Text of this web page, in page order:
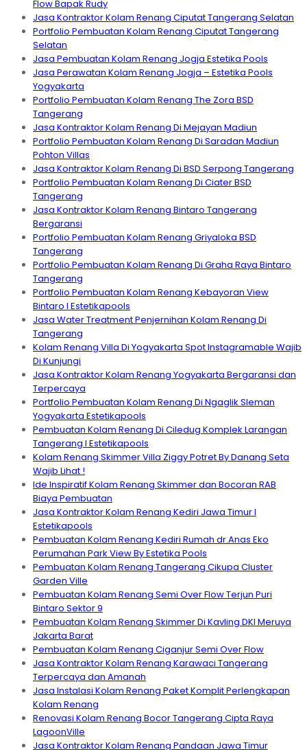
Flow Bapak Rudy
Jasa Kontraktor Kolam Renang Ciputat Tangerang Selatan
Portfolio Pembuatan Kolam Renang Ciputat Tangerang
Selatan
Jasa Pembuatan Kolam Renang Jogja Estetika Pools
Jasa Perawatan Kolam Renang Jogja – Estetika Pools
Yogyakarta
Portfolio Pembuatan Kolam Renang The Zora BSD
Tangerang
Jasa Kontraktor Kolam Renang Di Mejayan Madiun
Portfolio Pembuatan Kolam Renang Di Saradan Madiun
Pohton Villas
Jasa Kontraktor Kolam Renang Di BSD Serpong Tangerang
Portfolio Pembuatan Kolam Renang Di Ciater BSD
Tangerang
Jasa Kontraktor Kolam Renang Bintaro Tangerang
Bergaransi
Portfolio Pembuatan Kolam Renang Griyaloka BSD
Tangerang
Portfolio Pembuatan Kolam Renang Di Graha Raya Bintaro
Tangerang
Portfolio Pembuatan Kolam Renang Kebayoran View
Bintaro I Estetikapools
Jasa Water Treatment Penjernihan Kolam Renang Di
Tangerang
Kolam Renang Villa Di Yogyakarta Spot Instagramable Wajib
Di Kunjungi
Jasa Kontraktor Kolam Renang Yogyakarta Bergaransi dan
Terpercaya
Portfolio Pembuatan Kolam Renang Di Ngaglik Sleman
Yogyakarta Estetikapools
Pembuatan Kolam Renang Di Ciledug Komplek Larangan
Tangerang I Estetikapools
Kolam Renang Skimmer Villa Ziggy Potret By Danang Seta
Wajib Lihat !
Ide Inspiratif Kolam Renang Skimmer dan Bocoran RAB
Biaya Pembuatan
Jasa Kontraktor Kolam Renang Kediri Jawa Timur I
Estetikapools
Pembuatan Kolam Renang Kediri Rumah dr.Anas Eko
Perumahan Park View By Estetika Pools
Pembuatan Kolam Renang Tangerang Cikupa Cluster
Garden Ville
Pembuatan Kolam Renang Semi Over Flow Terjun Puri
Bintaro Sektor 9
Pembuatan Kolam Renang Skimmer Di Kavling DKI Meruya
Jakarta Barat
Pembuatan Kolam Renang Ciganjur Semi Over Flow
Jasa Kontraktor Kolam Renang Karawaci Tangerang
Terpercaya dan Amanah
Jasa Instalasi Kolam Renang Paket Komplit Perlengkapan
Kolam Renang
Renovasi Kolam Renang Bocor Tangerang Cipta Raya
LagoonVille
Jasa Kontraktor Kolam Renang Pandaan Jawa Timur